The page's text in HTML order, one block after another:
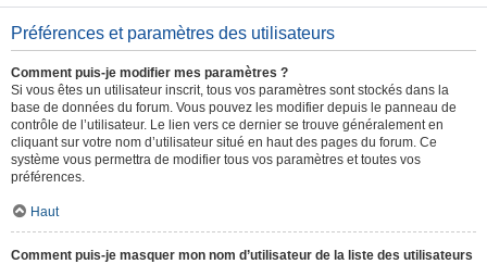
Préférences et paramètres des utilisateurs
Comment puis-je modifier mes paramètres ?
Si vous êtes un utilisateur inscrit, tous vos paramètres sont stockés dans la
base de données du forum. Vous pouvez les modifier depuis le panneau de
contrôle de l’utilisateur. Le lien vers ce dernier se trouve généralement en
cliquant sur votre nom d’utilisateur situé en haut des pages du forum. Ce
système vous permettra de modifier tous vos paramètres et toutes vos
préférences.
Haut
Comment puis-je masquer mon nom d’utilisateur de la liste des utilisateurs